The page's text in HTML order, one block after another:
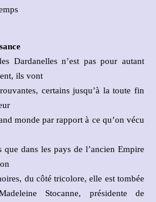
Dardanelles n’est pas pour autant
ils vont
certains jusqu’à la toute fin
monde par rapport à ce qu’on vécu
dans les pays de l’ancien Empire
du côté tricolore, elle est tombée
Stocanne, présidente de